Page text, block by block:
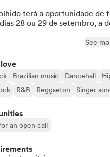
terá a oportunidade de
28 ou 29 de setembro, a
See
Brazilian music Dancehall
R&B Reggaeton Singer
an open call